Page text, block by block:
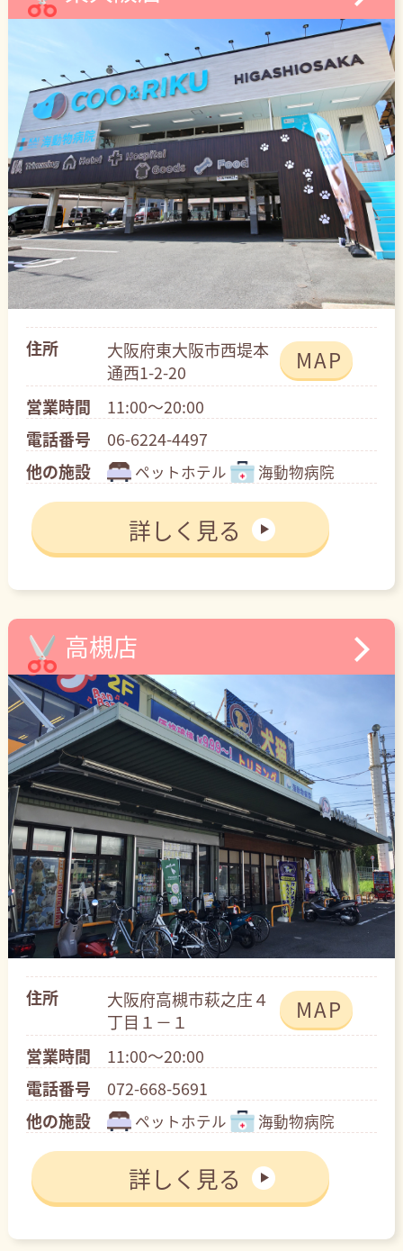
住所
大阪府東大阪市西堤本
通西1-2-20
MAP
営業時間
11:00～20:00
電話番号
06-6224-4497
他の施設
ペットホテル 海動物病院
詳しく見る
高槻店
住所
大阪府高槻市萩之庄４
丁目１－１
MAP
営業時間
11:00～20:00
電話番号
072-668-5691
他の施設
ペットホテル 海動物病院
詳しく見る